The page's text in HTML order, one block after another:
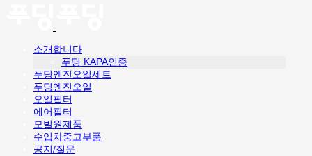
소개합니다
푸딩 KAPA인증
푸딩엔진오일세트
푸딩엔진오일
오일필터
에어필터
모빌원제품
수입차중고부품
공지/질문